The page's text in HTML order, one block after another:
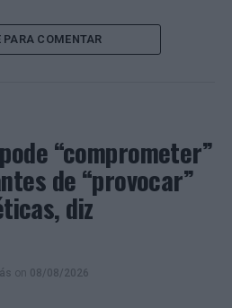
PARA COMENTAR
“comprometer”
de “provocar”
diz
on 08/08/2026